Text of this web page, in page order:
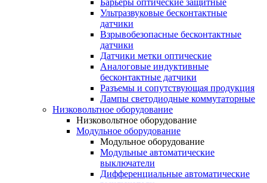
Барьеры оптические защитные
Ультразвуковые бесконтактные
датчики
Взрывобезопасные бесконтактные
датчики
Датчики метки оптические
Аналоговые индуктивные
бесконтактные датчики
Разъемы и сопутствующая продукция
Лампы светодиодные коммутаторные
Низковольтное оборудование
Низковольтное оборудование
Модульное оборудование
Модульное оборудование
Модульные автоматические
выключатели
Дифференциальные автоматические